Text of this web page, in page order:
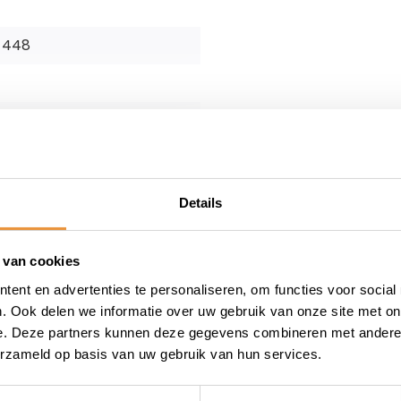
Details
cookies
en advertenties te personaliseren, om functies voor social
Ook delen we informatie over uw gebruik van onze site met
Deze partners kunnen deze gegevens combineren met
op basis van uw gebruik van hun services.
Om dit keurmerk te
is gebleken dat het
een ART-4 gekeurd slot
de voorwaarden?
60 reviews
8 reviews
0 reviews
0 reviews
0 reviews